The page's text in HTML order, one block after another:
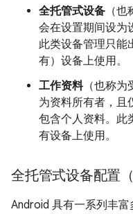
全托管式设备 （
会在设置期间设为
此类设备管理只能
有）设备上使用。
工作资料（也称为
为资料所有者 ，
包含个人资料。此
有设备上使用。
全托管式设备配置
Android 具有一系列丰